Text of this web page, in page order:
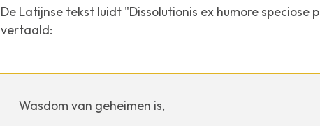
De Latijnse tekst luidt "Dissolutionis ex humore speciose
vertaald:
Wasdom van geheimen is,